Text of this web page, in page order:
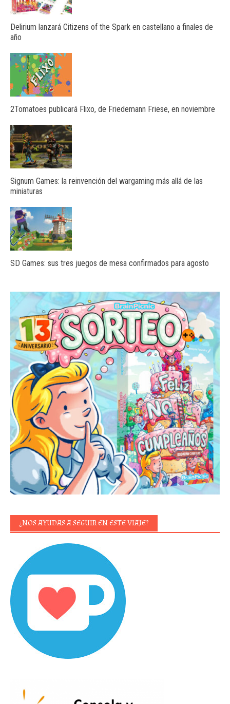
Delirium lanzará Citizens of the Spark en castellano a finales de
año
2Tomatoes publicará Flixo, de Friedemann Friese, en noviembre
Signum Games: la reinvención del wargaming más allá de las
miniaturas
SD Games: sus tres juegos de mesa confirmados para agosto
¿NOS AYUDAS A SEGUIR EN ESTE VIAJE?